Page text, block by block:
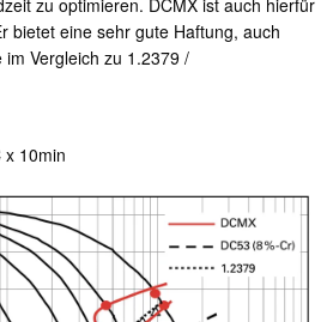
zu optimieren. DCMX ist auch hierfür
bietet eine sehr gute Haftung, auch
Vergleich zu 1.2379 /
x 10min